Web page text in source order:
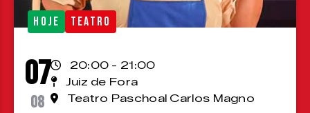
HOJE TEATRO
07
08
20:00 - 21:00
Juiz de Fora
Teatro Paschoal Carlos Magno